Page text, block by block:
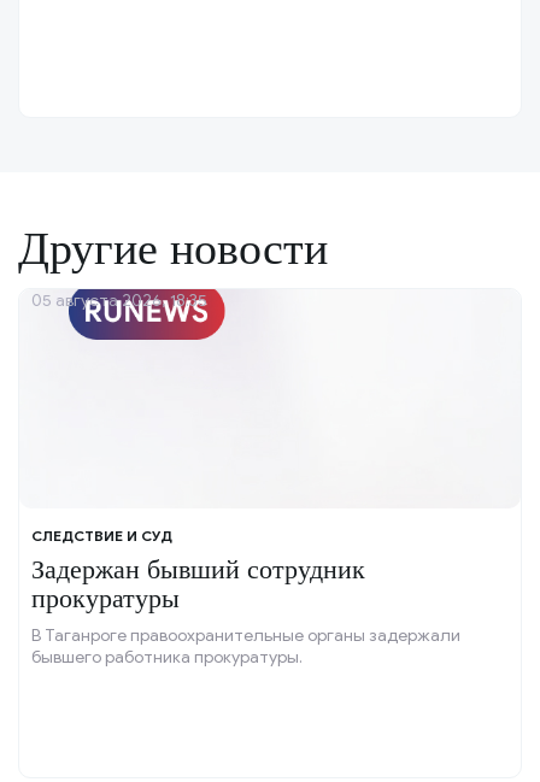
Другие новости
СЛЕДСТВИЕ И СУД
Задержан бывший сотрудник
прокуратуры
В Таганроге правоохранительные органы задержали
бывшего работника прокуратуры.
05 августа 2026, 18:35